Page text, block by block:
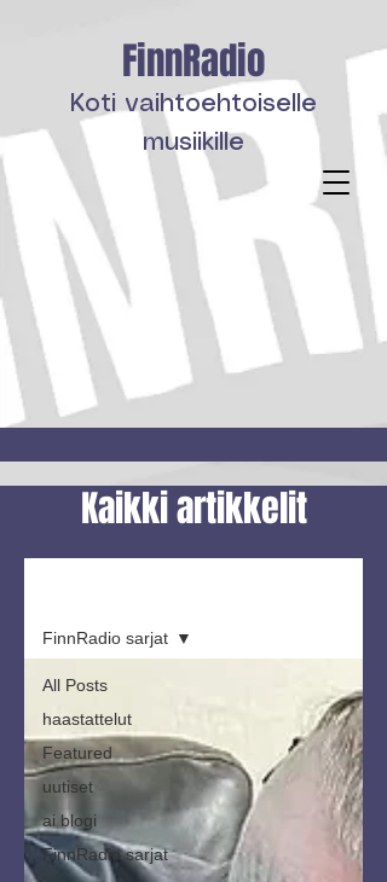
FinnRadio
Koti vaihtoehtoiselle
musiikille
Kaikki artikkelit
All Posts
haastattelut
Featured
uutiset
ai blogi
FinnRadio sarjat
FinnRadio sarjat